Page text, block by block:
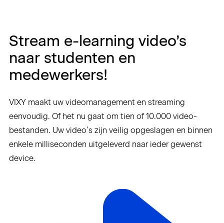
Stream e-learning video’s
naar studenten en
medewerkers!
VIXY maakt uw videomanagement en streaming
eenvoudig. Of het nu gaat om tien of 10.000 video-
bestanden. Uw video’s zijn veilig opgeslagen en binnen
enkele milliseconden uitgeleverd naar ieder gewenst
device.